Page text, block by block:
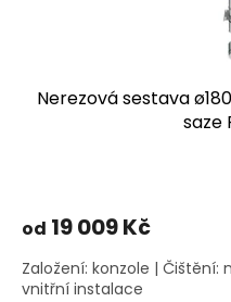
Nerezová sestava
saze
od 19 009 Kč
Založení: konzole | Čištění:
vnitřní instalace